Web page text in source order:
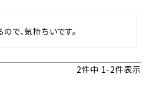
で、気持ちいです。
2件中 1-2件表示